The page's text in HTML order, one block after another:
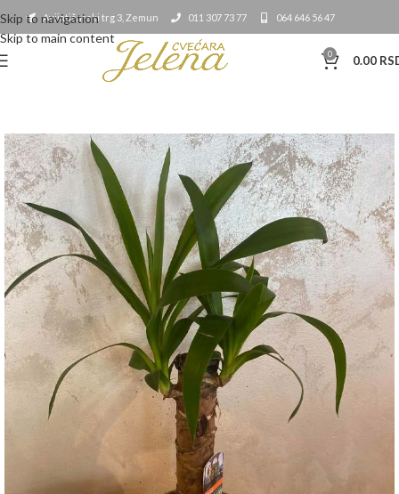
Skip to navigation
Skip to main content
Avijatičarski trg 3, Zemun 011 307 73 77 064 646 56 47
0 0.00